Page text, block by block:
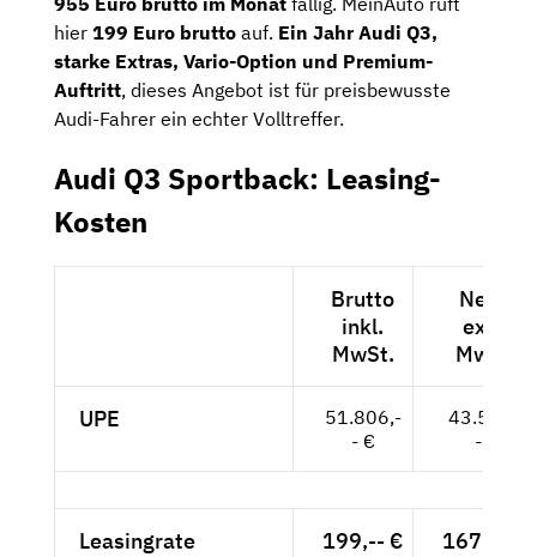
hier 199 Euro brutto auf. Ein Jahr Audi Q3,
starke Extras, Vario-Option und Premium-
Auftritt, dieses Angebot ist für preisbewusste
Audi-Fahrer ein echter Volltreffer.
Audi Q3 Sportback: Leasing-
Kosten
Brutto
inkl.
MwSt.
Netto
exkl.
MwSt.
UPE
51.806,-
- €
43.534,-
- €
Leasingrate 199,-- € 167,23 €